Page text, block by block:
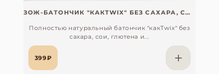
ЗОЖ-БАТОНЧИК "КАКTWIX" БЕЗ САХАРА, СОИ, ГЛЮТЕНА И ЛАКТОЗЫ C ХОДЖИЧА
Полностью натуральный батончик "какTwix" без
сахара, сои, глютена и...
399₽